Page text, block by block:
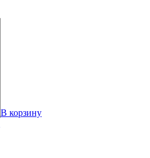
В корзину